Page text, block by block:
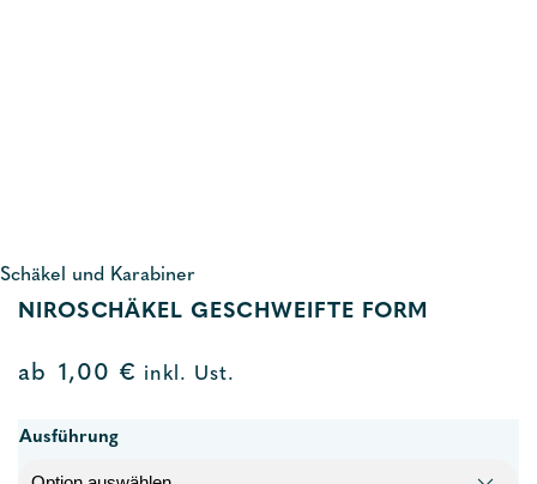
Schäkel und Karabiner
NIROSCHÄKEL GESCHWEIFTE FORM
ab 1,00 € inkl. Ust.
Ausführung